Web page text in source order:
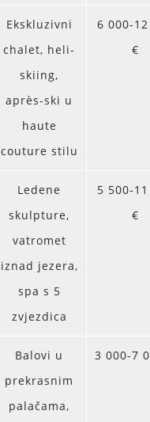
Ekskluzivni
chalet, heli-
skiing,
après-ski u
haute
couture stilu
6 000-
€
Ledene
skulpture,
vatromet
iznad jezera,
spa s 5
zvjezdica
5 500-
€
Balovi u
prekrasnim
palačama,
3 000-7